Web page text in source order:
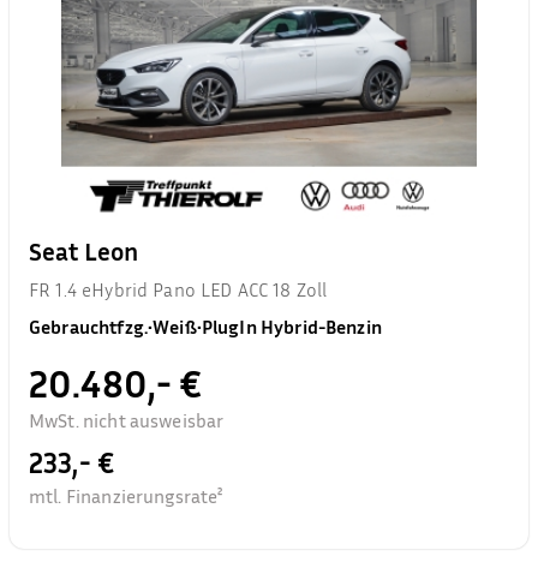
Seat Leon
FR 1.4 eHybrid Pano LED ACC 18 Zoll
Gebrauchtfzg.•Weiß•PlugIn Hybrid-Benzin
20.480,- €
MwSt. nicht ausweisbar
233,- €
mtl. Finanzierungsrate²